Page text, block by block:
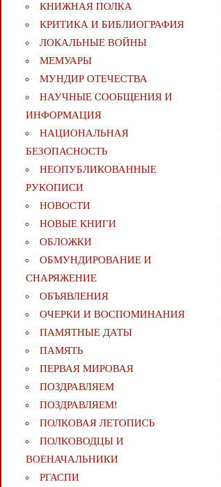
КНИЖНАЯ ПОЛКА
КРИТИКА И БИБЛИОГРАФИЯ
ЛОКАЛЬНЫЕ ВОЙНЫ
МЕМУАРЫ
МУНДИР ОТЕЧЕСТВА
НАУЧНЫЕ СООБЩЕНИЯ И
ИНФОРМАЦИЯ
НАЦИОНАЛЬНАЯ
БЕЗОПАСНОСТЬ
НЕОПУБЛИКОВАННЫЕ
РУКОПИСИ
НОВОСТИ
НОВЫЕ КНИГИ
ОБЛОЖКИ
ОБМУНДИРОВАНИЕ И
СНАРЯЖЕНИЕ
ОБЪЯВЛЕНИЯ
ОЧЕРКИ И ВОСПОМИНАНИЯ
ПАМЯТНЫЕ ДАТЫ
ПАМЯТЬ
ПЕРВАЯ МИРОВАЯ
ПОЗДРАВЛЯЕМ
ПОЗДРАВЛЯЕМ!
ПОЛКОВАЯ ЛЕТОПИСЬ
ПОЛКОВОДЦЫ И
ВОЕНАЧАЛЬНИКИ
РГАСПИ